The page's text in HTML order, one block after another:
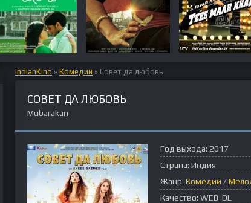
IndianKino » Комедии » Совет да любовь
СОВЕТ ДА ЛЮБОВЬ
Mubarakan
Год выхода: 2017
Страна: Индия
Жанр: Комедии /
Качество: WEB-DL